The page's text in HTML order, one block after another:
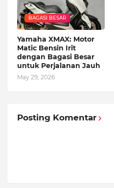
BAGASI BESAR
Yamaha XMAX: Motor
Matic Bensin Irit
dengan Bagasi Besar
untuk Perjalanan Jauh
May 29, 2026
Posting Komentar